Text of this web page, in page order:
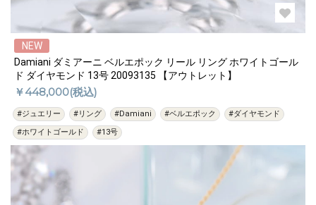
NEW
Damiani ダミアーニ ベルエポック リール リング ホワイトゴール
ド ダイヤモンド 13号 20093135 【アウトレット】
￥448,000(税込)
#ジュエリー #リング #Damiani #ベルエポック
#ダイヤモンド
#ホワイトゴールド
#13号